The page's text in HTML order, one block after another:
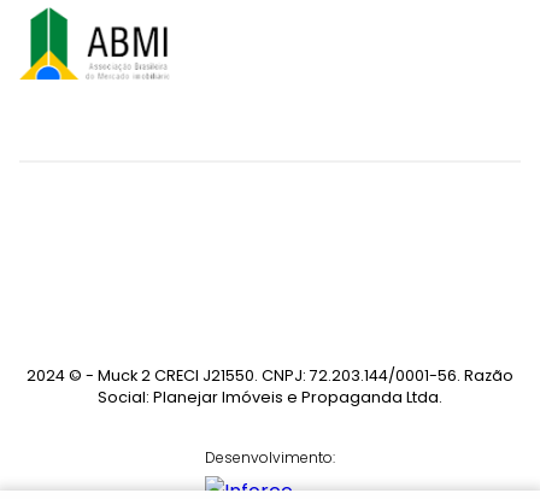
2024 © - Muck 2 CRECI J21550. CNPJ: 72.203.144/0001-56. Razão
Social: Planejar Imóveis e Propaganda Ltda.
Desenvolvimento: